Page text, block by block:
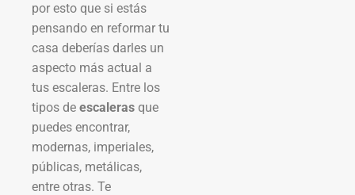
por esto que si estás
pensando en reformar tu
casa deberías darles un
aspecto más actual a
tus escaleras. Entre los
tipos de escaleras que
puedes encontrar,
modernas, imperiales,
públicas, metálicas,
entre otras. Te